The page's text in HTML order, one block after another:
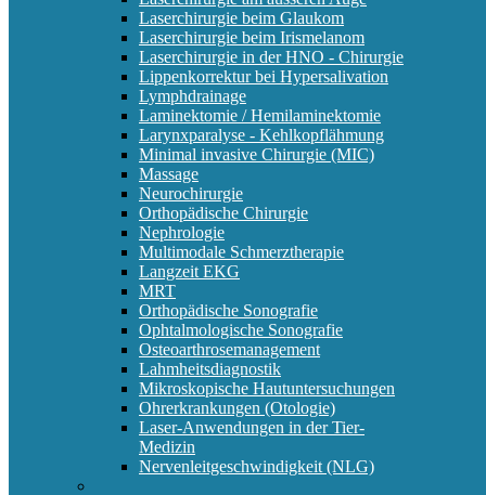
Laserchirurgie beim Glaukom
Laserchirurgie beim Irismelanom
Laserchirurgie in der HNO - Chirurgie
Lippenkorrektur bei Hypersalivation
Lymphdrainage
Laminektomie / Hemilaminektomie
Larynxparalyse - Kehlkopflähmung
Minimal invasive Chirurgie (MIC)
Massage
Neurochirurgie
Orthopädische Chirurgie
Nephrologie
Multimodale Schmerztherapie
Langzeit EKG
MRT
Orthopädische Sonografie
Ophtalmologische Sonografie
Osteoarthrosemanagement
Lahmheitsdiagnostik
Mikroskopische Hautuntersuchungen
Ohrerkrankungen (Otologie)
Laser-Anwendungen in der Tier-
Medizin
Nervenleitgeschwindigkeit (NLG)